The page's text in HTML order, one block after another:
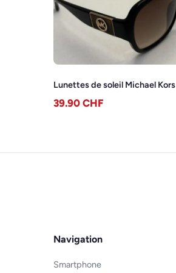
Lunettes de soleil Michael Kors
39.90 CHF
Navigation
Smartphone